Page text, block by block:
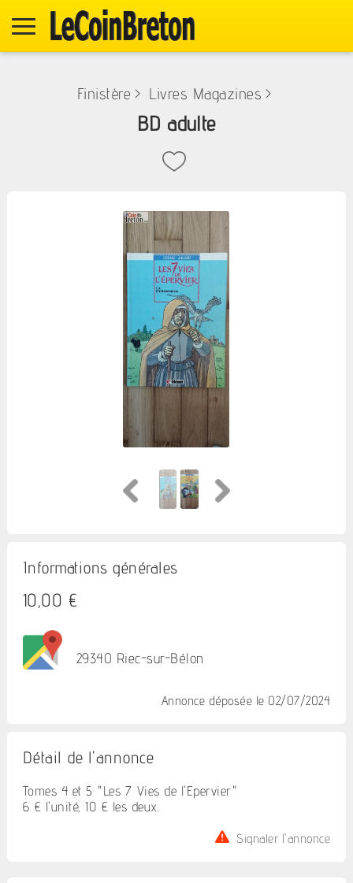
Finistère > Livres Magazines >
BD adulte
Informations générales
10,00 €
29340 Riec-sur-Bélon
Annonce déposée le 02/07/2024
Détail de l'annonce
Tomes 4 et 5 "Les 7 Vies de l'Epervier"
6 € l'unité, 10 € les deux.
Signaler l'annonce